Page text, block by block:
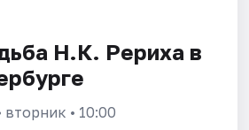
Н.К. Рериха в
вторник • 10:00